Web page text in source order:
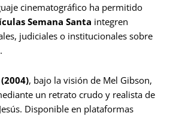
cinematográfico ha permitido
Semana Santa integren
judiciales o institucionales sobre
, bajo la visión de Mel Gibson,
un retrato crudo y realista de
Disponible en plataformas